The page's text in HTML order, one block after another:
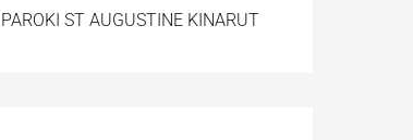
PAROKI ST AUGUSTINE KINARUT